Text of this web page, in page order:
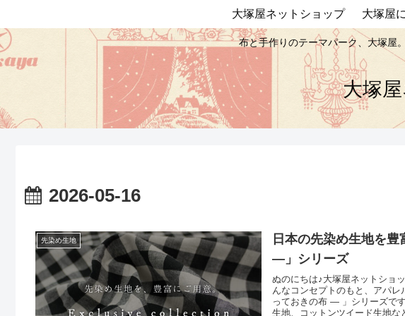
布と手作りのテーマパーク、大塚屋
大塚
大塚屋ネットショップ 大塚
2026-05-16
先染め生地
日本の先染め生地を
―」シリーズ
ぬのにちは♪大塚屋ネットショ
んなコンセプトのもと、アパ
っておきの布 ― 」シリーズで
生地、コットンツイード生地な